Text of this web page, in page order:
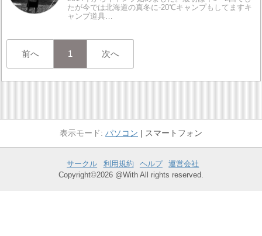
たが今では北海道の真冬に-20℃キャンプもしてますキ
ャンプ道具…
前へ 1 次へ
パソコン スマートフォン
サークル 利用規約 ヘルプ
運営会社
Copyright©2026 @With All rights reserved.